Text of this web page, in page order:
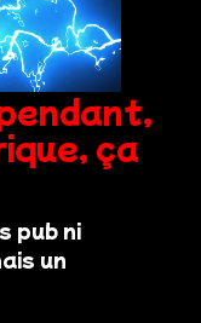
ça
pub ni
un